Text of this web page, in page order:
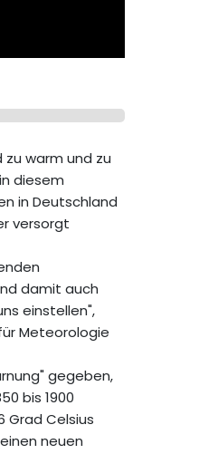
zu warm und zu
diesem
in Deutschland
versorgt
damit auch
einstellen",
Meteorologie
gegeben,
bis 1900
Grad Celsius
neuen